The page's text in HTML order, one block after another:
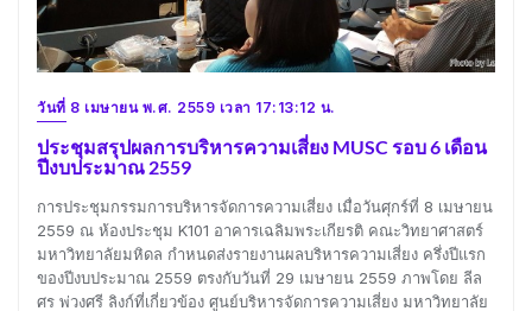
วันที่ 8 เมษายน พ.ศ. 2559 เวลา 17:13:12 น.
ประชุมสรุปผลการบริหารความเสี่ยง MUSC รอบ 6 เดือน
ปีงบประมาณ 2559
การประชุมกรรมการบริหารจัดการความเสี่ยง เมื่อวันศุกร์ที่ 8 เมษายน
2559 ณ ห้องประชุม K101 อาคารเฉลิมพระเกียรติ คณะวิทยาศาสตร์
มหาวิทยาลัยมหิดล กำหนดส่งรายงานผลบริหารความเสี่ยง ครึ่งปีแรก
ของปีงบประมาณ 2559 ตรงกับวันที่ 29 เมษายน 2559 ภาพโดย ลีล
ศร พ่วงศรี ลิงก์ที่เกี่ยวข้อง ศูนย์บริหารจัดการความเสี่ยง มหาวิทยาลัย